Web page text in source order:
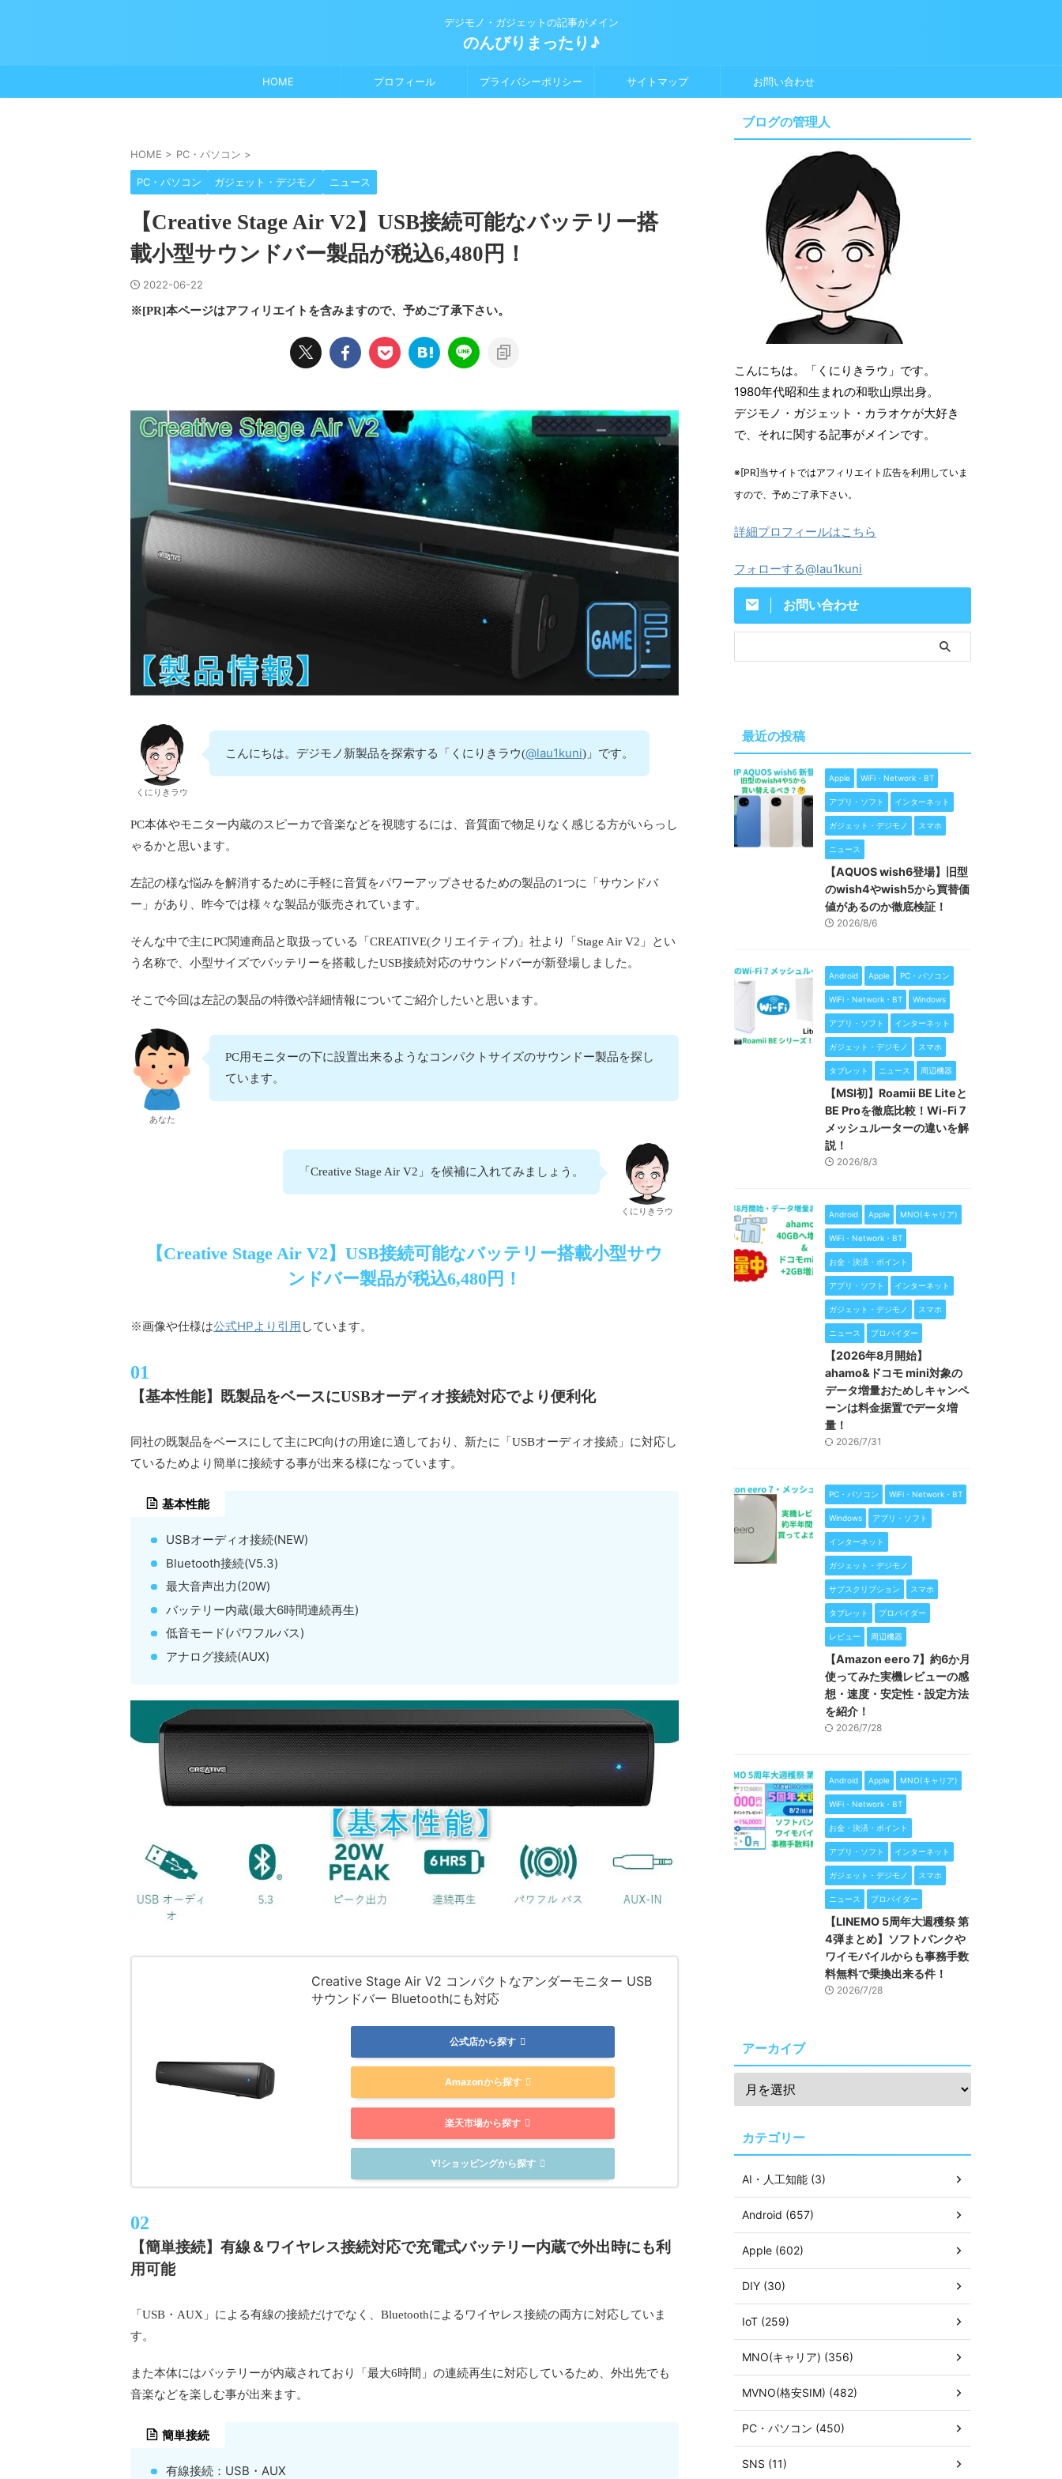
デジモノ・ガジェットの記事がメイン
のんびりまったり♪
HOME プロフィール プライバシーポリシー サイトマップ お問い合わせ
HOME > PC・パソコン >
PC・パソコン ガジェット・デジモノ ニュース
【Creative Stage Air V2】USB接続可能なバッテリー搭
載小型サウンドバー製品が税込6,480円！
2022-06-22
※[PR]本ページはアフィリエイトを含みますので、予めご了承下さい。
くにりきラウ
こんにちは。デジモノ新製品を探索する「くにりきラウ(@lau1kuni)」です。
PC本体やモニター内蔵のスピーカで音楽などを視聴するには、音質面で物足りなく感じる方がいらっし
ゃるかと思います。
左記の様な悩みを解消するために手軽に音質をパワーアップさせるための製品の1つに「サウンドバ
ー」があり、昨今では様々な製品が販売されています。
そんな中で主にPC関連商品と取扱っている「CREATIVE(クリエイティブ)」社より「Stage Air V2」とい
う名称で、小型サイズでバッテリーを搭載したUSB接続対応のサウンドバーが新登場しました。
そこで今回は左記の製品の特徴や詳細情報についてご紹介したいと思います。
あなた
PC用モニターの下に設置出来るようなコンパクトサイズのサウンドー製品を探し
ています。
「Creative Stage Air V2」を候補に入れてみましょう。
くにりきラウ
【Creative Stage Air V2】USB接続可能なバッテリー搭載小型サウ
ンドバー製品が税込6,480円！
※画像や仕様は公式HPより引用 しています。
【基本性能】既製品をベースにUSBオーディオ接続対応でより便利化
同社の既製品をベースにして主にPC向けの用途に適しており、新たに「USBオーディオ接続」に対応し
ているためより簡単に接続する事が出来る様になっています。
基本性能
USBオーディオ接続(NEW)
Bluetooth接続(V5.3)
最大音声出力(20W)
バッテリー内蔵(最大6時間連続再生)
低音モード(パワフルバス)
アナログ接続(AUX)
Creative Stage Air V2 コンパクトなアンダーモニター USB
サウンドバー Bluetoothにも対応
公式店から探す
Amazonから探す
楽天市場から探す
Y!ショッピングから探す
【簡単接続】有線＆ワイヤレス接続対応で充電式バッテリー内蔵で外出時にも利
用可能
「USB・AUX」による有線の接続だけでなく、Bluetoothによるワイヤレス接続の両方に対応していま
す。
また本体にはバッテリーが内蔵されており「最大6時間」の連続再生に対応しているため、外出先でも
音楽などを楽しむ事が出来ます。
簡単接続
有線接続：USB・AUX
ブログの管理人
こんにちは。「くにりきラウ」です。
1980年代昭和生まれの和歌山県出身。
デジモノ・ガジェット・カラオケが大好き
で、それに関する記事がメインです。
※[PR]当サイトではアフィリエイト広告を利用していま
すので、予めご了承下さい。
詳細プロフィールはこちら
フォローする@lau1kuni
お問い合わせ
最近の投稿
Apple WiFi・Network・BT
アプリ・ソフト インターネット
ガジェット・デジモノ スマホ
ニュース
【AQUOS wish6登場】旧型
のwish4やwish5から買替価
値があるのか徹底検証！
2026/8/6
Android Apple PC・パソコン
WiFi・Network・BT Windows
アプリ・ソフト インターネット
ガジェット・デジモノ スマホ
タブレット ニュース 周辺機器
【MSI初】Roamii BE Liteと
BE Proを徹底比較！Wi-Fi 7
メッシュルーターの違いを解
説！
2026/8/3
Android Apple MNO(キャリア)
WiFi・Network・BT
お金・決済・ポイント
アプリ・ソフト インターネット
ガジェット・デジモノ スマホ
ニュース プロバイダー
【2026年8月開始】
ahamo&ドコモ mini対象の
データ増量おためしキャンペ
ーンは料金据置でデータ増
量！
2026/7/31
PC・パソコン WiFi・Network・BT
Windows アプリ・ソフト
インターネット
ガジェット・デジモノ
サブスクリプション スマホ
タブレット プロバイダー
レビュー 周辺機器
【Amazon eero 7】約6か月
使ってみた実機レビューの感
想・速度・安定性・設定方法
を紹介！
2026/7/28
Android Apple MNO(キャリア)
WiFi・Network・BT
お金・決済・ポイント
アプリ・ソフト インターネット
ガジェット・デジモノ スマホ
ニュース プロバイダー
【LINEMO 5周年大週穫祭 第
4弾まとめ】ソフトバンクや
ワイモバイルからも事務手数
料無料で乗換出来る件！
2026/7/28
アーカイブ
カテゴリー
AI・人工知能 (3)
Android (657)
Apple (602)
DIY (30)
IoT (259)
MNO(キャリア) (356)
MVNO(格安SIM) (482)
PC・パソコン (450)
SNS (11)